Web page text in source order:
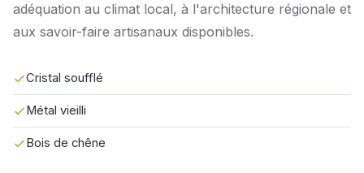
adéquation au climat local, à l'architecture régionale et
aux savoir-faire artisanaux disponibles.
Cristal soufflé
Métal vieilli
Bois de chêne